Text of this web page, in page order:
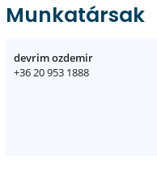
Munkatársak
devrim ozdemir
+36 20 953 1888